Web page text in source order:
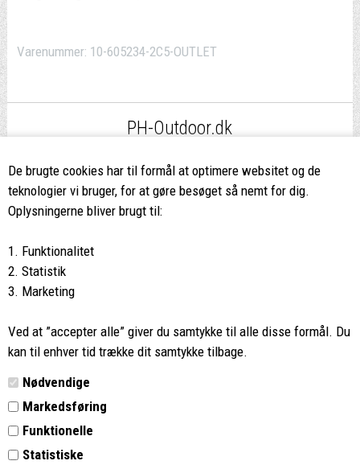
De brugte cookies har til formål at optimere websitet og de
teknologier vi bruger, for at gøre besøget så nemt for dig.
Oplysningerne bliver brugt til:
1. Funktionalitet
2. Statistik
3. Marketing
Ved at ”accepter alle” giver du samtykke til alle disse formål. Du
kan til enhver tid trække dit samtykke tilbage.
Nødvendige
Markedsføring
Funktionelle
Statistiske
Varenummer: 10-605234-2C5-OUTLET
PH-Outdoor.dk
ved køb over 499,-*
8662 2113
Vi glæder os til at se dig